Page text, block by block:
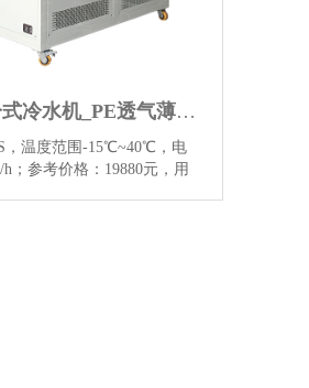
50HP水冷式冷水机_PE透气薄膜控温设备
，温度范围-15℃~40℃，电
h；参考价格：19880元，用